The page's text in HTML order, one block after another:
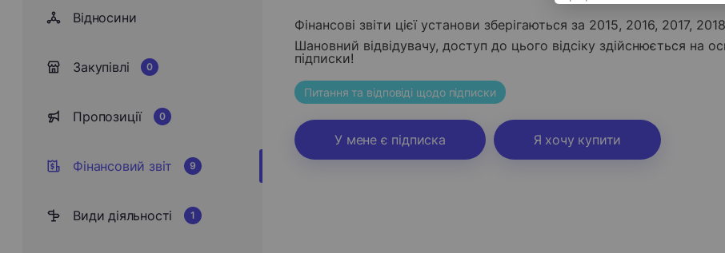
Відносини
Закупівлі 0
Пропозиції 0
Фінансовий звіт 9
Види діяльності 1
Фінансові звіти цієї установи зберігаються за 2015, 2016, 2017,
Шановний відвідувачу, доступ до цього відсіку здійснюється на
підписки!
Питання та відповіді щодо підписки
У мене є підписка Я хочу купити